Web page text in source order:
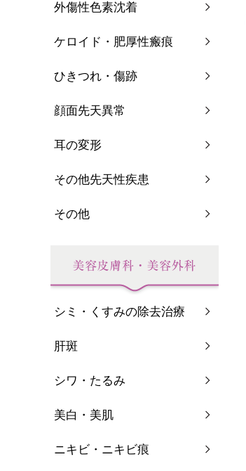
外傷性色素沈着
ケロイド・肥厚性瘢痕
ひきつれ・傷跡
顔面先天異常
耳の変形
その他先天性疾患
その他
シミ・くすみの除去治療
肝斑
シワ・たるみ
美白・美肌
ニキビ・ニキビ痕